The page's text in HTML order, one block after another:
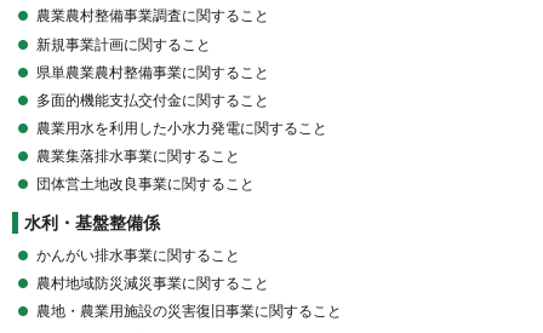
農業農村整備事業調査に関すること
新規事業計画に関すること
県単農業農村整備事業に関すること
多面的機能支払交付金に関すること
農業用水を利用した小水力発電に関すること
農業集落排水事業に関すること
団体営土地改良事業に関すること
水利・基盤整備係
かんがい排水事業に関すること
農村地域防災減災事業に関すること
農地・農業用施設の災害復旧事業に関すること